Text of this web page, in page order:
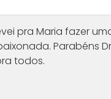
pra Maria fazer
Parabéns
todos.